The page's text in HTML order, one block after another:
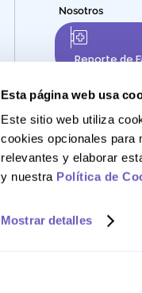
Esta página web usa
Este sitio web utiliza
cookies opcionales para
relevantes y elaborar
y nuestra Política de
Mostrar detalles
Nosotros
Reporte de